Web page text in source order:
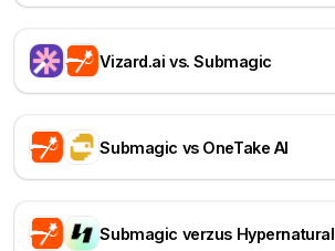
Vizard.ai vs. Submagic
Submagic vs OneTake AI
Submagic verzus Hypernatural